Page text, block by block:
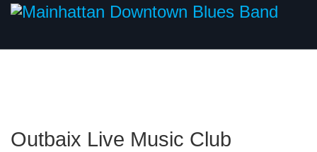
Outbaix Live Music Club